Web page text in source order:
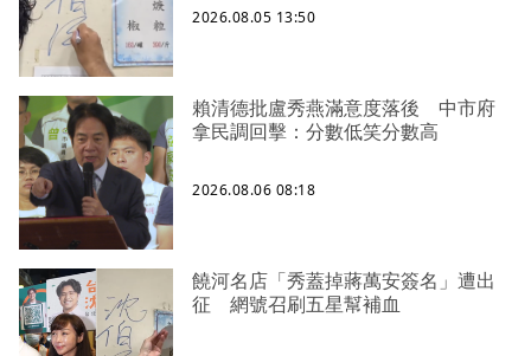
2026.08.05 13:50
賴清德批盧秀燕滿意度落後 中市府
拿民調回擊：分數低笑分數高
2026.08.06 08:18
饒河名店「秀蓋掉蔣萬安簽名」遭出
征 網號召刷五星幫補血